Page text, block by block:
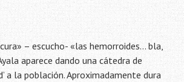
– escucho- «las hemorroides… bla,
aparece dando una cátedra de
a la población. Aproximadamente dura